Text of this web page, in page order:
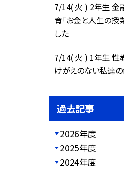
7/14( 火 ) 2年生 金
育「お金と人生の授
した
7/14( 火 ) 1年生 性
けがえのない私達の
過去記事
2026年度
2025年度
2024年度